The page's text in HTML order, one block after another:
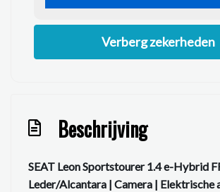
Verberg zekerheden
Beschrijving
SEAT Leon Sportstourer 1.4 e-Hybrid
Leder/Alcantara | Camera | Elektrische